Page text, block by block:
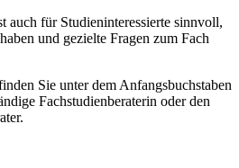
auch für Studieninteressierte sinnvoll,
und gezielte Fragen zum Fach
Sie unter dem Anfangsbuchstaben
Fachstudienberaterin oder den